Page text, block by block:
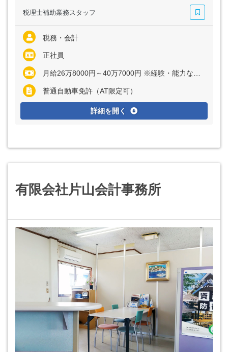
税理士補助業務スタッフ
税務・会計
正社員
月給26万8000円～40万7000円 ※経験・能力など考慮の上、決定いたします ※残業代は全額支給
普通自動車免許（AT限定可）
詳細を開く
有限会社片山会計事務所